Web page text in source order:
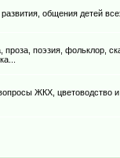
общения детей
поэзия, фольклор,
ЖКХ,